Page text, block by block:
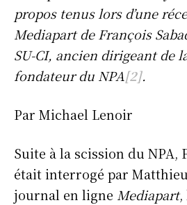
propos tenus lors d’une
Mediapart de François
SU-CI, ancien dirigeant de
fondateur du NPA[2].
Par Michael Lenoir
Suite à la scission du NPA,
était interrogé par
journal en ligne Mediapart,